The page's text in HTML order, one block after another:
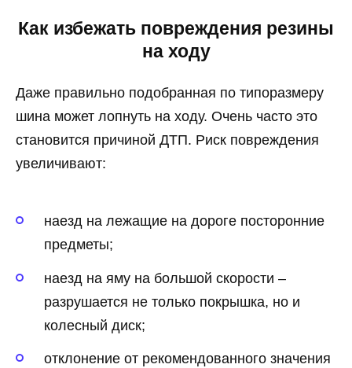
Как избежать повреждения резины
на ходу
Даже правильно подобранная по типоразмеру
шина может лопнуть на ходу. Очень часто это
становится причиной ДТП. Риск повреждения
увеличивают:
наезд на лежащие на дороге посторонние
предметы;
наезд на яму на большой скорости –
разрушается не только покрышка, но и
колесный диск;
отклонение от рекомендованного значения